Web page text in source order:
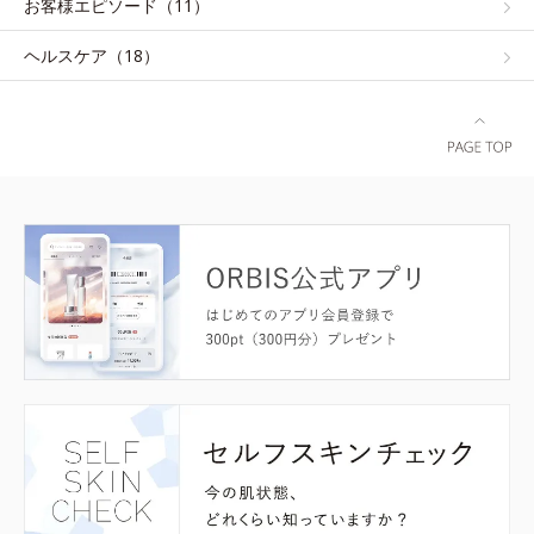
お客様エピソード（11）
ヘルスケア（18）